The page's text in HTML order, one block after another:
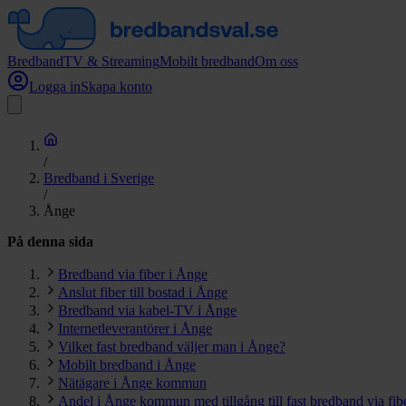
BredbandTV & StreamingMobilt bredbandOm oss
Logga inSkapa konto
/
Bredband i Sverige
/
Ånge
På denna sida
Bredband via fiber i Ånge
Anslut fiber till bostad i Ånge
Bredband via kabel-TV i Ånge
Internetleverantörer i Ånge
Vilket fast bredband väljer man i Ånge?
Mobilt bredband i Ånge
Nätägare i Ånge kommun
Andel i Ånge kommun med tillgång till fast bredband via